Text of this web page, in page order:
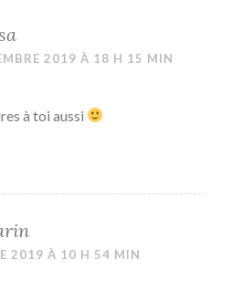
2019 À 18 H 15 MIN
à toi aussi
2019 À 10 H 54 MIN